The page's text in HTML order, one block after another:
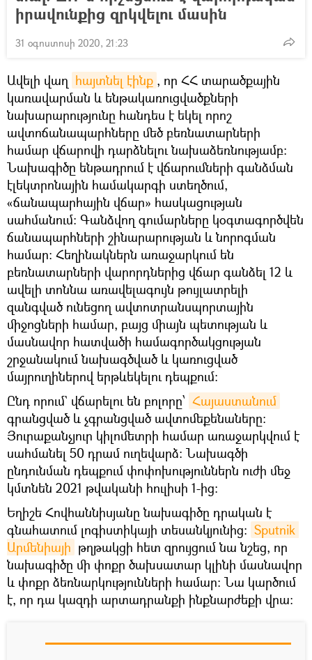
իրավունքից զրկվելու մասին
31 օգոստոսի 2020, 21:23
Ավելի վաղ հայտնել էինք , որ ՀՀ տարածքային
կառավարման և ենթակառուցվածքների
նախարարությունը հանդես է եկել որոշ
ավտոճանապարհները մեծ բեռնատարների
համար վճարովի դարձնելու նախաձեռնությամբ:
Նախագիծը ենթադրում է վճարումների գանձման
էլեկտրոնային համակարգի ստեղծում,
«ճանապարհային վճար» հասկացության
սահմանում։ Գանձվող գումարները կօգտագործվեն
ճանապարհների շինարարության և նորոգման
համար։ Հեղինակներն առաջարկում են
բեռնատարների վարորդներից վճար գանձել 12 և
ավելի տոննա առավելագույն թույլատրելի
զանգված ունեցող ավտոտրանսպորտային
միջոցների համար, բայց միայն պետության և
մասնավոր հատվածի համագործակցության
շրջանակում նախագծված և կառուցված
մայրուղիներով երթևեկելու դեպքում:
Ընդ որում` վճարելու են բոլորը՝ Հայաստանում
գրանցված և չգրանցված ավտոմեքենաները։
Յուրաքանչյուր կիլոմետրի համար առաջարկվում է
սահմանել 50 դրամ ուղեվարձ։ Նախագծի
ընդունման դեպքում փոփոխություններն ուժի մեջ
կմտնեն 2021 թվականի հուլիսի 1-ից:
Եղիշե Հովհաննիսյանը նախագիծը դրական է
գնահատում լոգիստիկայի տեսանկյունից: Sputnik
Արմենիայի թղթակցի հետ զրույցում նա նշեց, որ
նախագիծը մի փոքր ծախսատար կլինի մասնավոր
և փոքր ձեռնարկությունների համար։ Նա կարծում
է, որ դա կազդի արտադրանքի ինքնարժեքի վրա։